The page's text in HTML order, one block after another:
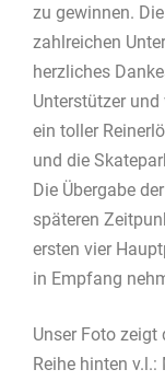
zu gewinnen.
zahlreichen
herzliches
Unterstützer
ein toller
und die
Die Übergabe
späteren
ersten vier
in Empfang
Unser Foto zeigt
Reihe hinten